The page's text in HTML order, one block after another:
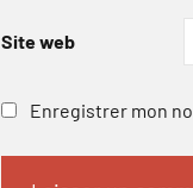
Site web
Enregistrer mon